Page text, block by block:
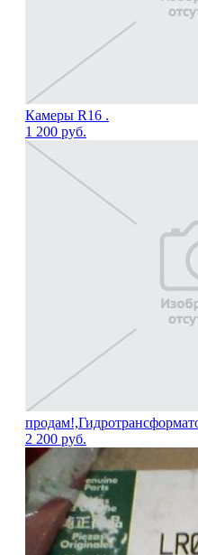
Камеры R16 .
1 200 руб.
2 200 руб.